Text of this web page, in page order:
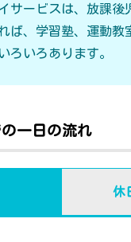
サービスは、放課後
ば、学習塾、運動教
ろいろあります。
一日の流れ
休